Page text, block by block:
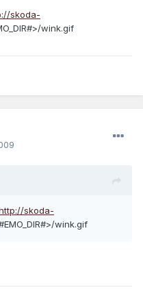
skoda-
wink.gif
skoda-
wink.gif